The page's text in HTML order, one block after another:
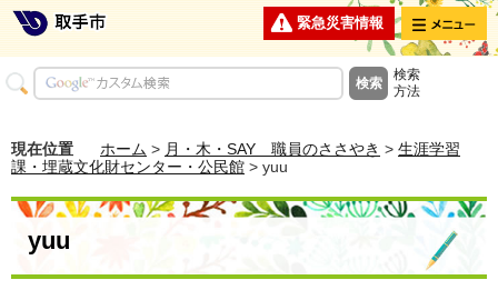
緊急災害情報 メニュー
検索
方法
現在位置 ホーム > 月・木・SAY 職員のささやき > 生涯学習
課・埋蔵文化財センター・公民館 > yuu
yuu